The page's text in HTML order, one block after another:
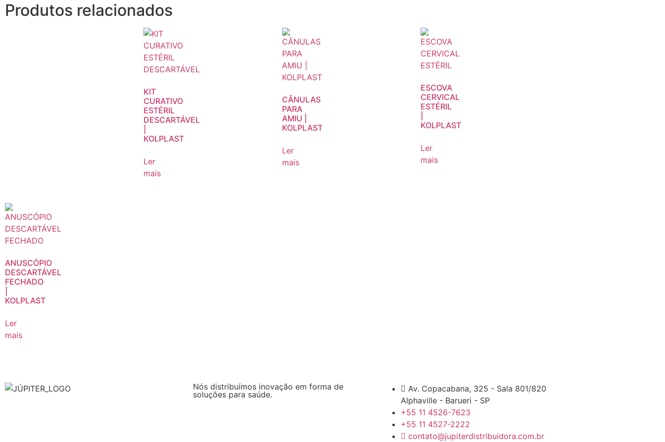
Produtos relacionados
KIT
CURATIVO
ESTÉRIL
DESCARTÁVEL
KOLPLAST
Ler
mais
CÂNULAS
PARA
AMIU |
KOLPLAST
Ler
mais
ESCOVA
CERVICAL
ESTÉRIL
KOLPLAST
Ler
mais
ANUSCÓPIO
DESCARTÁVEL
FECHADO
KOLPLAST
Ler
mais
Nós distribuímos inovação em forma de
soluções para saúde.
Av. Copacabana, 325 - Sala 801/820
Alphaville - Barueri - SP
+55 11 4526-7623
+55 11 4527-2222
contato@jupiterdistribuidora.com.br